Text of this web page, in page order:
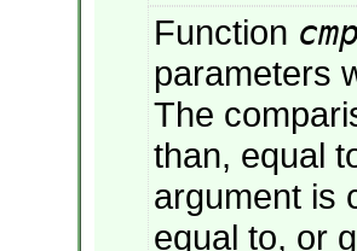
Function
parameters
The
than, equal
argument is
equal to, or